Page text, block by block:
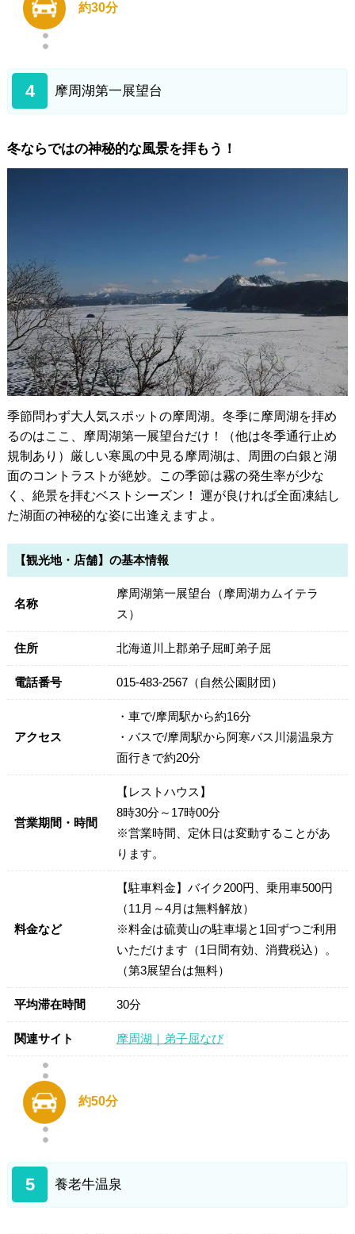
約30分
4 摩周湖第一展望台
冬ならではの神秘的な風景を拝もう！
季節問わず大人気スポットの摩周湖。冬季に摩周湖を拝め
るのはここ、摩周湖第一展望台だけ！（他は冬季通行止め
規制あり）厳しい寒風の中見る摩周湖は、周囲の白銀と湖
面のコントラストが絶妙。この季節は霧の発生率が少な
く、絶景を拝むベストシーズン！ 運が良ければ全面凍結し
た湖面の神秘的な姿に出逢えますよ。
【観光地・店舗】の基本情報
名称
摩周湖第一展望台（摩周湖カムイテラ
ス）
住所 北海道川上郡弟子屈町弟子屈
電話番号 015-483-2567（自然公園財団）
アクセス
・車で/摩周駅から約16分
・バスで/摩周駅から阿寒バス川湯温泉方
面行きで約20分
営業期間・時間
【レストハウス】
8時30分～17時00分
※営業時間、定休日は変動することがあ
ります。
料金など
【駐車料金】バイク200円、乗用車500円
（11月～4月は無料解放）
※料金は硫黄山の駐車場と1回ずつご利用
いただけます（1日間有効、消費税込）。
（第3展望台は無料）
平均滞在時間 30分
関連サイト 摩周湖｜弟子屈なび
約50分
5 養老牛温泉